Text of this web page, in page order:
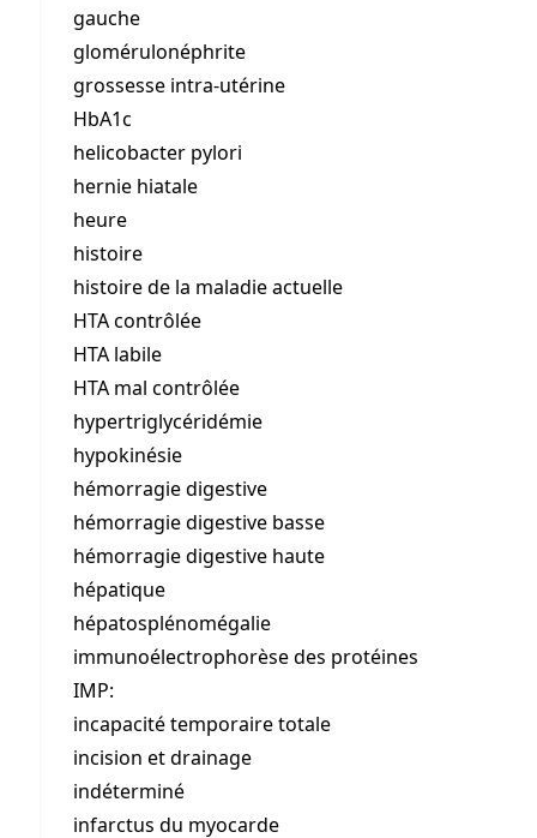
gauche
glomérulonéphrite
grossesse intra-utérine
HbA1c
helicobacter pylori
hernie hiatale
heure
histoire
histoire de la maladie actuelle
HTA contrôlée
HTA labile
HTA mal contrôlée
hypertriglycéridémie
hypokinésie
hémorragie digestive
hémorragie digestive basse
hémorragie digestive haute
hépatique
hépatosplénomégalie
immunoélectrophorèse des protéines
IMP:
incapacité temporaire totale
incision et drainage
indéterminé
infarctus du myocarde